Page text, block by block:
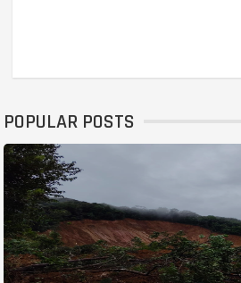
POPULAR POSTS